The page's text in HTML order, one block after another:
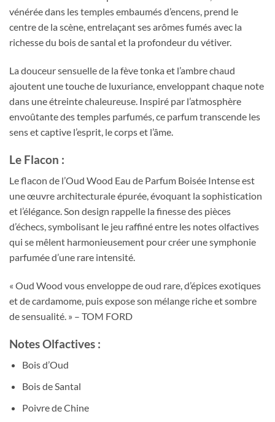
vénérée dans les temples embaumés d’encens, prend le
centre de la scène, entrelaçant ses arômes fumés avec la
richesse du bois de santal et la profondeur du vétiver.
La douceur sensuelle de la fève tonka et l’ambre chaud
ajoutent une touche de luxuriance, enveloppant chaque note
dans une étreinte chaleureuse. Inspiré par l’atmosphère
envoûtante des temples parfumés, ce parfum transcende les
sens et captive l’esprit, le corps et l’âme.
Le Flacon :
Le flacon de l’Oud Wood Eau de Parfum Boisée Intense est
une œuvre architecturale épurée, évoquant la sophistication
et l’élégance. Son design rappelle la finesse des pièces
d’échecs, symbolisant le jeu raffiné entre les notes olfactives
qui se mêlent harmonieusement pour créer une symphonie
parfumée d’une rare intensité.
« Oud Wood vous enveloppe de oud rare, d’épices exotiques
et de cardamome, puis expose son mélange riche et sombre
de sensualité. » – TOM FORD
Notes Olfactives :
Bois d’Oud
Bois de Santal
Poivre de Chine